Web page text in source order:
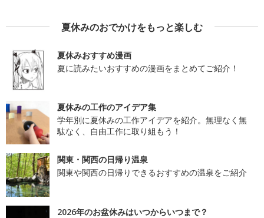
夏休みのおでかけをもっと楽しむ
夏休みおすすめ漫画
夏に読みたいおすすめの漫画をまとめてご紹介！
夏休みの工作のアイデア集
学年別に夏休みの工作アイデアを紹介。無理なく無
駄なく、自由工作に取り組もう！
関東・関西の日帰り温泉
関東や関西の日帰りできるおすすめの温泉をご紹介
2026年のお盆休みはいつからいつまで？